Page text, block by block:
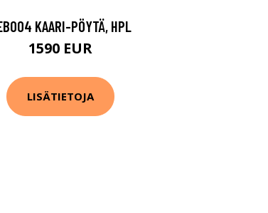
KAARI-PÖYTÄ, HPL
1590 EUR
LISÄTIETOJA